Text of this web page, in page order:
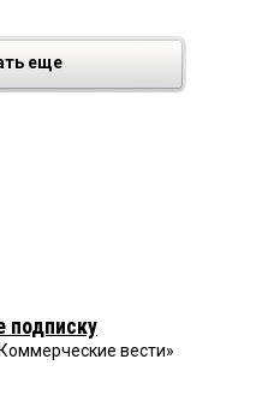
еще
подписку
вести»